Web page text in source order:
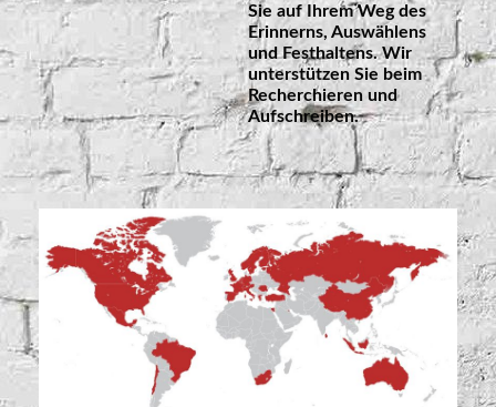
Sie auf Ihrem Weg des
Erinnerns, Auswählens
und Festhaltens. Wir
unterstützen Sie beim
Recherchieren und
Aufschreiben.